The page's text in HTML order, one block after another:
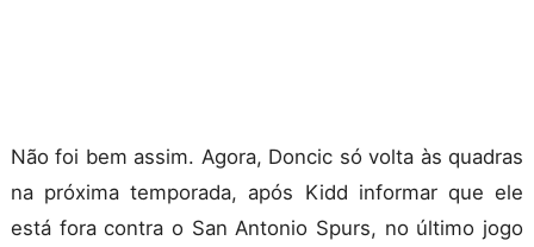
Não foi bem assim. Agora, Doncic só volta às quadras
na próxima temporada, após Kidd informar que ele
está fora contra o San Antonio Spurs, no último jogo